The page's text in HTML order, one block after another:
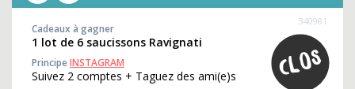
340981
Cadeaux à gagner
1 lot de 6 saucissons Ravignati
PrincipeINSTAGRAM
Suivez 2 comptes + Taguez des ami(e)s